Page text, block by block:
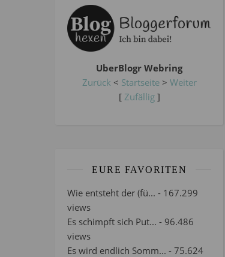
UberBlogr Webring
Zurück < Startseite> Weiter
[ Zufällig]
EURE FAVORITEN
Wie entsteht der (fü... - 167.299
views
Es schimpft sich Put... - 96.486
views
Es wird endlich Somm... - 75.624